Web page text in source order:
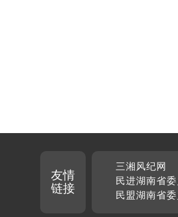
友情
链接
三湘风纪网
民进湖南省
民盟湖南省